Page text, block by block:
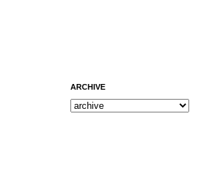
ARCHIVE